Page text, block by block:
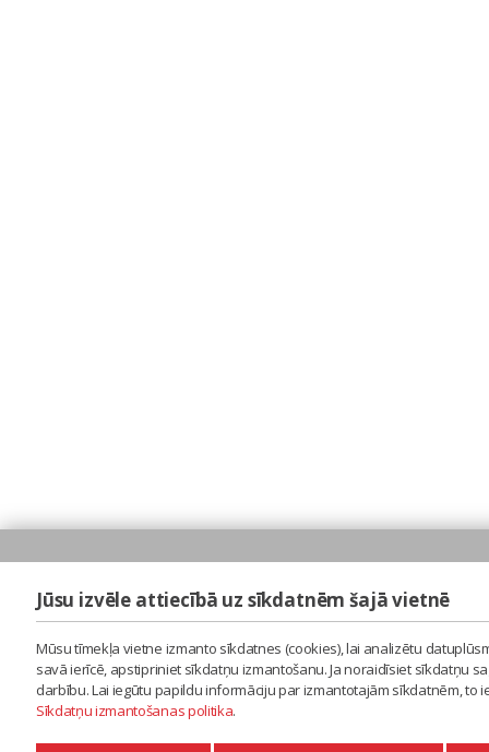
Jūsu izvēle attiecībā uz sīkdatnēm šajā vietnē
Mūsu tīmekļa vietne izmanto sīkdatnes (cookies), lai analizētu
savā ierīcē, apstipriniet sīkdatņu izmantošanu. Ja noraidīsiet sīkdatņu
darbību. Lai iegūtu papildu informāciju par izmantotajām sīkdatnēm,
Sīkdatņu izmantošanas politika.